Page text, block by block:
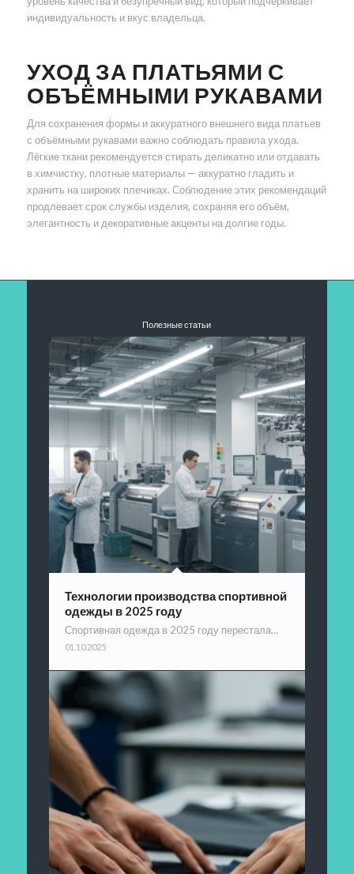
индивидуальность и вкус владельца.
УХОД ЗА ПЛАТЬЯМИ С
ОБЪЁМНЫМИ РУКАВАМИ
Для сохранения формы и аккуратного внешнего вида платьев
с объёмными рукавами важно соблюдать правила ухода.
Лёгкие ткани рекомендуется стирать деликатно или отдавать
в химчистку, плотные материалы — аккуратно гладить и
хранить на широких плечиках. Соблюдение этих рекомендаций
продлевает срок службы изделия, сохраняя его объём,
элегантность и декоративные акценты на долгие годы.
Полезные статьи
Технологии производства спортивной
одежды в 2025 году
Спортивная одежда в 2025 году перестала…
01.10.2025